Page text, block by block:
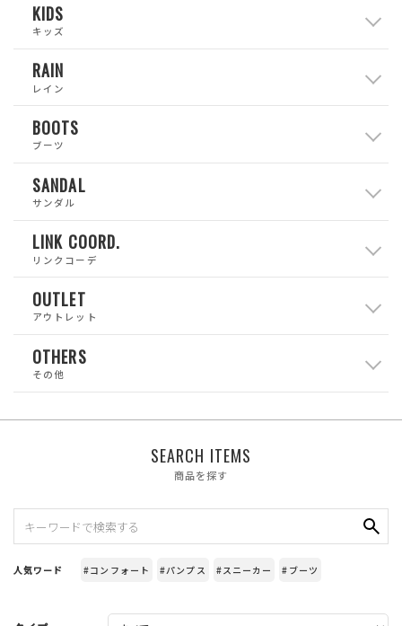
KIDS
キッズ
RAIN
レイン
BOOTS
ブーツ
SANDAL
サンダル
LINK COORD.
リンクコーデ
OUTLET
アウトレット
OTHERS
その他
SEARCH ITEMS
商品を探す
人気ワード #コンフォート #パンプス #スニーカー #ブーツ